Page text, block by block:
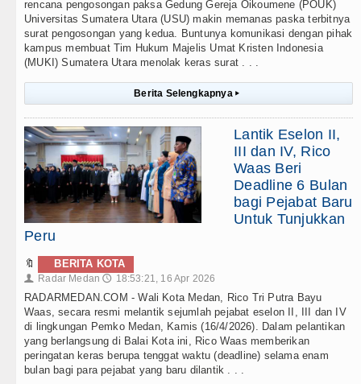
rencana pengosongan paksa Gedung Gereja Oikoumene (POUK)
Universitas Sumatera Utara (USU) makin memanas paska terbitnya
surat pengosongan yang kedua. Buntunya komunikasi dengan pihak
kampus membuat Tim Hukum Majelis Umat Kristen Indonesia
(MUKI) Sumatera Utara menolak keras surat . . .
Berita Selengkapnya ▸
Lantik Eselon II,
III dan IV, Rico
Waas Beri
Deadline 6 Bulan
bagi Pejabat Baru
Untuk Tunjukkan
Peru
🔖 BERITA KOTA
👤 Radar Medan 🕔 18:53:21, 16 Apr 2026
RADARMEDAN.COM - Wali Kota Medan, Rico Tri Putra Bayu
Waas, secara resmi melantik sejumlah pejabat eselon II, III dan IV
di lingkungan Pemko Medan, Kamis (16/4/2026). Dalam pelantikan
yang berlangsung di Balai Kota ini, Rico Waas memberikan
peringatan keras berupa tenggat waktu (deadline) selama enam
bulan bagi para pejabat yang baru dilantik . . .